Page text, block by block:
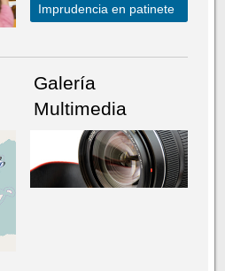
Imprudencia en patinete
Galería
Multimedia